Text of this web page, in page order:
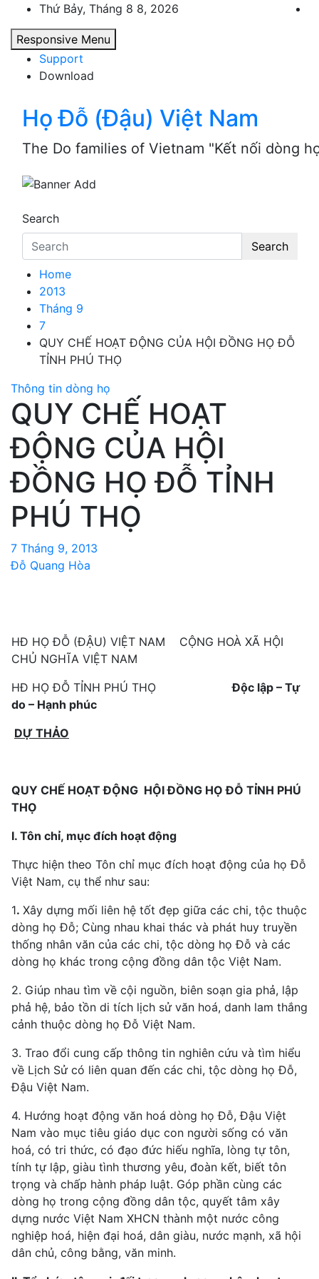
content
Thứ Bảy, Tháng 8 8, 2026
Responsive Menu
Support
Download
Họ Đỗ (Đậu) Việt Nam
The Do families of Vietnam "Kết nối dòng
Search
Search
Home
2013
Tháng 9
7
QUY CHẾ HOẠT ĐỘNG CỦA HỘI ĐỒNG HỌ ĐỖ
TỈNH PHÚ THỌ
Thông tin dòng họ
QUY CHẾ HOẠT
ĐỘNG CỦA HỘI
ĐỒNG HỌ ĐỖ TỈNH
PHÚ THỌ
7 Tháng 9, 2013
Đỗ Quang Hòa
HĐ HỌ ĐỖ (ĐẬU) VIỆT NAM CỘNG HOÀ XÃ HỘI
CHỦ NGHĨA VIỆT NAM
HĐ HỌ ĐỖ TỈNH PHÚ THỌ
Độc lập – Tự
do – Hạnh phúc
DỰ THẢO
QUY CHẾ HOẠT ĐỘNG HỘI ĐỒNG HỌ ĐỖ TỈNH PHÚ
THỌ
I. Tôn chỉ, mục đích hoạt động
Thực hiện theo Tôn chỉ mục đích hoạt động của họ Đỗ
Việt Nam, cụ thể như sau:
1. Xây dựng mối liên hệ tốt đẹp giữa các chi, tộc thuộc
dòng họ Đỗ; Cùng nhau khai thác và phát huy truyền
thống nhân văn của các chi, tộc dòng họ Đỗ và các
dòng họ khác trong cộng đồng dân tộc Việt Nam.
2. Giúp nhau tìm về cội nguồn, biên soạn gia phả, lập
phả hệ, bảo tồn di tích lịch sử văn hoá, danh lam thắng
cảnh thuộc dòng họ Đỗ Việt Nam.
3. Trao đổi cung cấp thông tin nghiên cứu và tìm hiểu
về Lịch Sử có liên quan đến các chi, tộc dòng họ Đỗ,
Đậu Việt Nam.
4. Hướng hoạt động văn hoá dòng họ Đỗ, Đậu Việt
Nam vào mục tiêu giáo dục con người sống có văn
hoá, có tri thức, có đạo đức hiếu nghĩa, lòng tự tôn,
tính tự lập, giàu tình thương yêu, đoàn kết, biết tôn
trọng và chấp hành pháp luật. Góp phần cùng các
dòng họ trong cộng đồng dân tộc, quyết tâm xây
dựng nước Việt Nam XHCN thành một nước công
nghiệp hoá, hiện đại hoá, dân giàu, nước mạnh, xã hội
dân chủ, công bằng, văn minh.